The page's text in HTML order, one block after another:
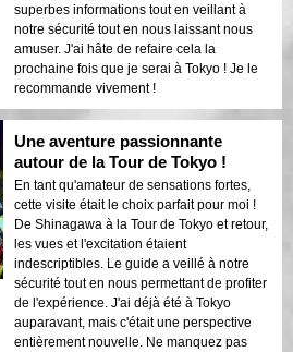
superbes informations tout en veillant à
notre sécurité tout en nous laissant nous
amuser. J'ai hâte de refaire cela la
prochaine fois que je serai à Tokyo ! Je le
recommande vivement !
Une aventure passionnante
autour de la Tour de Tokyo !
En tant qu'amateur de sensations fortes,
cette visite était le choix parfait pour moi !
De Shinagawa à la Tour de Tokyo et retour,
les vues et l'excitation étaient
indescriptibles. Le guide a veillé à notre
sécurité tout en nous permettant de profiter
de l'expérience. J'ai déjà été à Tokyo
auparavant, mais c'était une perspective
entièrement nouvelle. Ne manquez pas